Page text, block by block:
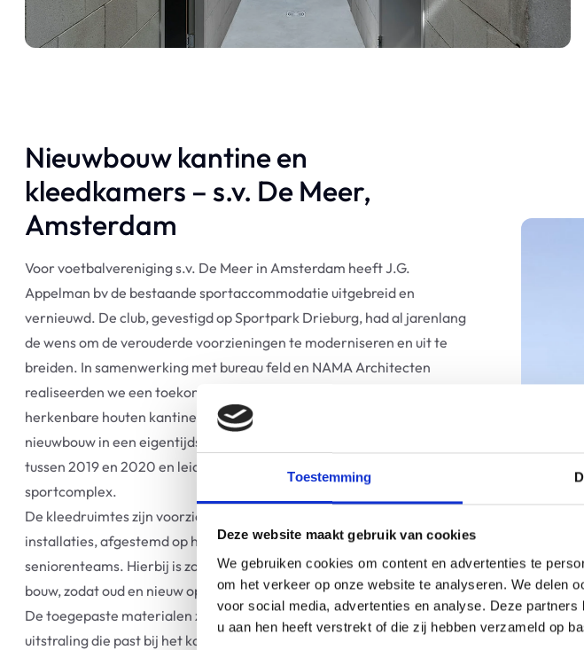
Toestemming
Deze website maakt gebruik van cookies
We gebruiken cookies om content en advertenties te
om het verkeer op onze website te analyseren. We delen
voor social media, advertenties en analyse. Deze
u aan hen heeft verstrekt of die zij hebben verzameld op
Nieuwbouw kantine en
kleedkamers – s.v. De Meer,
Amsterdam
Voor voetbalvereniging s.v. De Meer in Amsterdam heeft J.G.
Appelman bv de bestaande sportaccommodatie uitgebreid en
vernieuwd. De club, gevestigd op Sportpark Drieburg, had al jarenlang
de wens om de verouderde voorzieningen te moderniseren en uit te
breiden. In samenwerking met bureau feld en NAMA Architecten
realiseerden we een toekomstbestendige accommodatie, waarbij de
herkenbare houten kantine behouden bleef en is aangevuld met
nieuwbouw in een eigentijdse stijl. De werkzaamheden vonden plaats
tussen 2019 en 2020 en leidden tot een complete vernieuwing van het
sportcomplex.
De kleedruimtes zijn voorzien van modern sanitair en energiezuinige
installaties, afgestemd op het intensieve gebruik door zowel jeugd- als
seniorenteams. Hierbij is zorgvuldig omgegaan met de bestaande
bouw, zodat oud en nieuw op natuurlijke wijze in elkaar overvloeien.
De toegepaste materialen zorgen voor een warme en duurzame
uitstraling die past bij het karakter van de club en haar omgeving. Door